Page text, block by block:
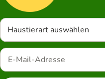
Haustierart auswählen